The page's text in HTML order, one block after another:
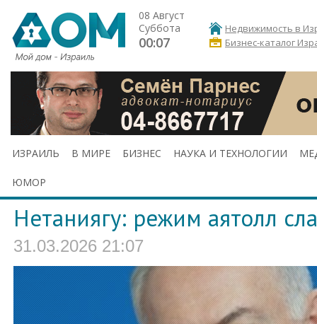
08 Август
Суббота
00:07
Недвижимость в
Бизнес-каталог
ИЗРАИЛЬ В МИРЕ БИЗНЕС НАУКА И ТЕХНОЛОГИИ
ЮМОР
Нетаниягу: режим аятолл
31.03.2026 21:07